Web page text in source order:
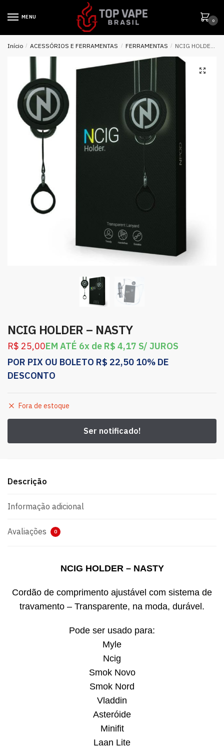
MENU
0
Início / ACESSÓRIOS E FERRAMENTAS / FERRAMENTAS / NCIG HOLDER – NASTY
NCIG HOLDER – NASTY
R$ 25,00EM ATÉ 6x de R$ 4,17 S/ JUROS
POR PIX OU BOLETO R$ 22,50 10% DE
DESCONTO
Fora de estoque
Descrição
Informação adicional
Avaliações 0
NCIG HOLDER – NASTY
Cordão de comprimento ajustável com sistema de
travamento – Transparente, na moda, durável.
Pode ser usado para:
Myle
Ncig
Smok Novo
Smok Nord
Vladdin
Asteróide
Minifit
Laan Lite